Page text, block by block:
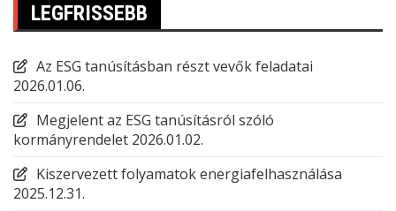
LEGFRISSEBB
Az ESG tanúsításban részt vevők feladatai
2026.01.06.
Megjelent az ESG tanúsításról szóló
kormányrendelet 2026.01.02.
Kiszervezett folyamatok energiafelhasználása
2025.12.31.